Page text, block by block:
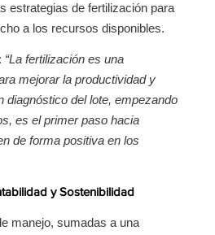
estrategias de fertilización para
a los recursos disponibles.
“La fertilización es una
mejorar la productividad y
diagnóstico del lote, empezando
es el primer paso hacia
de forma positiva en los
y Sostenibilidad
manejo, sumadas a una